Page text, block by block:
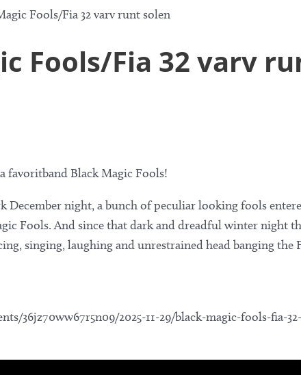
Fools/Fia 32 varv runt solen
Fools/Fia 32 varv
favoritband Black Magic Fools!
December night, a bunch of peculiar looking fools
Fools. And since that dark and dreadful winter night
singing, laughing and unrestrained head banging the
36jz70ww67r5n09/2025-11-29/black-magic-fools-fia-